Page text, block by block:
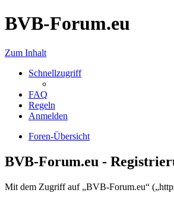
BVB-Forum.eu
Zum Inhalt
Schnellzugriff
FAQ
Regeln
Anmelden
Foren-Übersicht
BVB-Forum.eu -
Mit dem Zugriff auf „BVB-Forum.eu“